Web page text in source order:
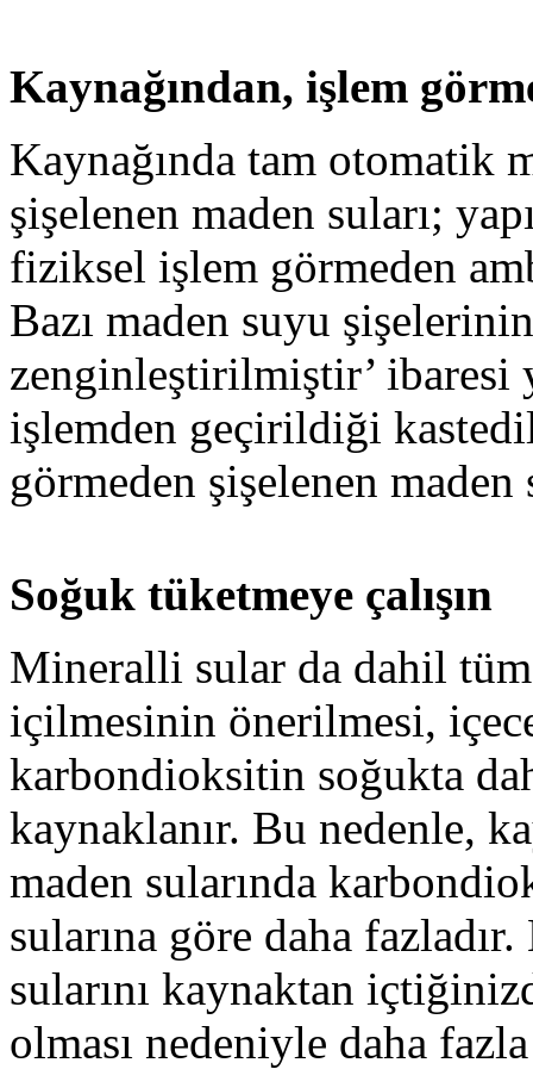
Kaynağından, işlem
Kaynağında tam otomatik
şişelenen maden suları;
fiziksel işlem görmeden
Bazı maden suyu
zenginleştirilmiştir’
işlemden geçirildiği
görmeden şişelenen
Soğuk tüketmeye çalışın
Mineralli sular da dahil tüm
içilmesinin önerilmesi,
karbondioksitin soğukta
kaynaklanır. Bu nedenle,
maden sularında
sularına göre daha
sularını kaynaktan
olması nedeniyle daha